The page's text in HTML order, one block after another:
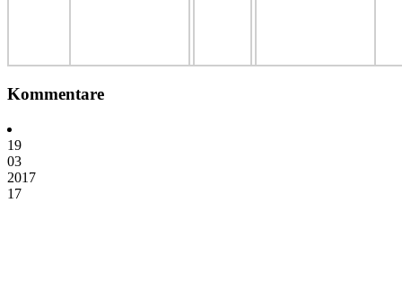
Kommentare
19
03
2017
17